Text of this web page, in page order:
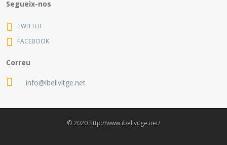
Segueix-nos
TWITTER
FACEBOOK
Correu
info@ibellvitge.net
© 2020 http://www.ibellvitge.net/